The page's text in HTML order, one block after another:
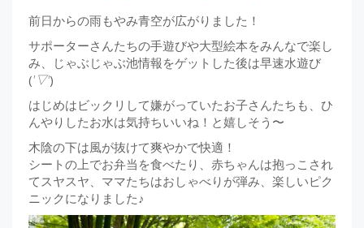
前日からの雨もやみ青空が広がりました！
サポーターさんたちの手遊びや大型絵本をみんなで楽し
み、じゃぶじゃぶ池情報をゲットした後は早速水遊び
('▽')
はじめはビックリして嫌がっていたお子さんたちも、ひ
んやりしたお水は気持ちいいね！と嬉しそう〜
木陰の下は風が抜けて爽やかで快適！
シートの上でお弁当を食べたり、赤ちゃんは抱っこされ
てスヤスヤ、ママたちはおしゃべりが弾み、楽しいピク
ニックになりました♪